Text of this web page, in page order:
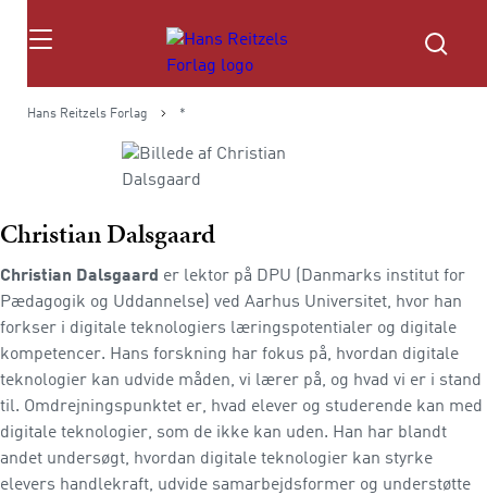
Søg
Hans Reitzels Forlag *
Christian Dalsgaard
Christian Dalsgaard er lektor på DPU (Danmarks institut for
Pædagogik og Uddannelse) ved Aarhus Universitet, hvor han
forkser i digitale teknologiers læringspotentialer og digitale
kompetencer. Hans forskning har fokus på, hvordan digitale
teknologier kan udvide måden, vi lærer på, og hvad vi er i stand
til. Omdrejningspunktet er, hvad elever og studerende kan med
digitale teknologier, som de ikke kan uden. Han har blandt
andet undersøgt, hvordan digitale teknologier kan styrke
elevers handlekraft, udvide samarbejdsformer og understøtte